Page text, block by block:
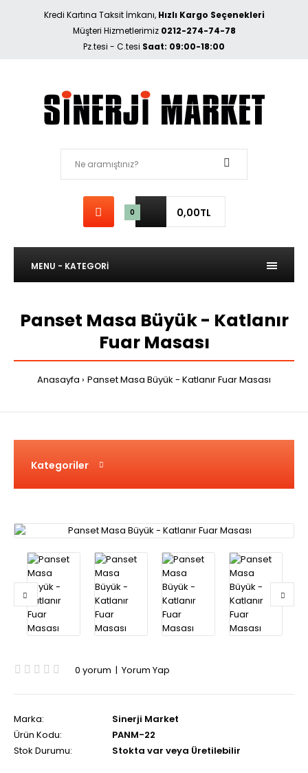
Kredi Kartına Taksit İmkanı, Hızlı Kargo Seçenekleri
Müşteri Hizmetlerimiz 0212-274-74-78
Pz.tesi - C.tesi Saat: 09:00-18:00
0 0,00TL
MENU - KATEGORİ
Panset Masa Büyük - Katlanır
Fuar Masası
Anasayfa Panset Masa Büyük - Katlanır Fuar Masası
Kategoriler
0 yorum | Yorum Yap
Marka:
Sinerji Market
Ürün Kodu:
PANM-22
Stok Durumu:
Stokta var veya Üretilebilir